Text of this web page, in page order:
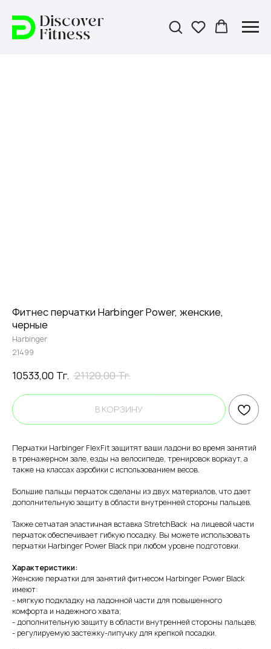
Фитнес перчатки Harbinger Power, женские,
черные
Harbinger
21499
10533,00 Тг. 21120,00Тг.
В КОРЗИНУ
Перчатки Harbinger FlexFit защитят ваши ладони во время занятий
в тренажерном зале, езды на велосипеде, тренировок воркаут, а
также на классах аэробики с использованием весов.
Большие пальцы перчаток сделаны из двух материалов, что дает
дополнительную защиту в области внутренней стороны пальцев.
Также сетчатая эластичная вставка StretchBack на лицевой части
перчаток обеспечивает гибкую посадку. Вы можете использовать
перчатки Harbinger Power Black при любом уровне подготовки.
Характеристики:
Женские перчатки для занятий фитнесом Harbinger Power Black
имеют:
- мягкую подкладку на ладонной части для повышенного
комфорта и надежного хвата;
- дополнительную защиту в области внутренней стороны пальцев;
- регулируемую застежку-липучку для крепкой посадки.